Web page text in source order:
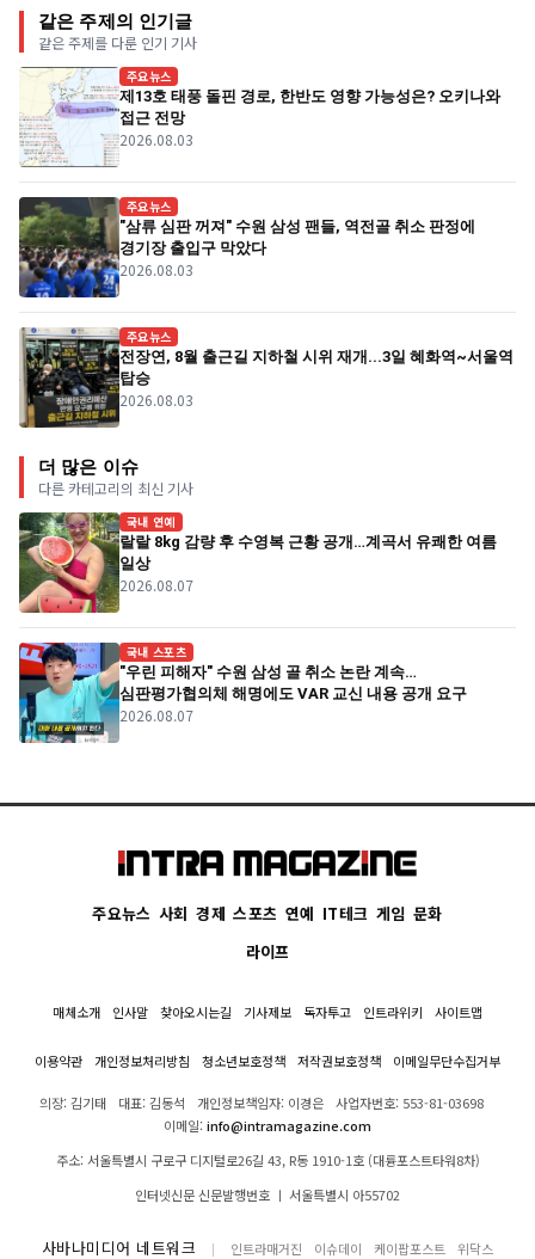
같은 주제의 인기글
같은 주제를 다룬 인기 기사
주요뉴스
제13호 태풍 돌핀 경로, 한반도 영향 가능성은? 오키나와
접근 전망
2026.08.03
주요뉴스
"삼류 심판 꺼져" 수원 삼성 팬들, 역전골 취소 판정에
경기장 출입구 막았다
2026.08.03
주요뉴스
전장연, 8월 출근길 지하철 시위 재개...3일 혜화역~서울역
탑승
2026.08.03
더 많은 이슈
다른 카테고리의 최신 기사
국내 연예
랄랄 8kg 감량 후 수영복 근황 공개…계곡서 유쾌한 여름
일상
2026.08.07
국내 스포츠
"우린 피해자" 수원 삼성 골 취소 논란 계속…
심판평가협의체 해명에도 VAR 교신 내용 공개 요구
2026.08.07
주요뉴스 사회 경제 스포츠 연예 IT테크 게임 문화
라이프
매체소개 인사말 찾아오시는길 기사제보 독자투고 인트라위키 사이트맵
이용약관 개인정보처리방침 청소년보호정책 저작권보호정책 이메일무단수집거부
의장: 김기태 대표: 김동석 개인정보책임자: 이경은
사업자번호: 553-81-03698
이메일:info@intramagazine.com
주소: 서울특별시 구로구 디지털로26길 43, R동 1910-1호 (대륭포스트타워8차)
인터넷신문 신문발행번호 ㅣ 서울특별시 아55702
사바나미디어 네트워크 인트라매거진 이슈데이 케이팝포스트 위닥스